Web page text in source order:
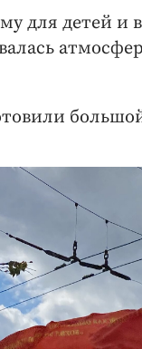
для детей и